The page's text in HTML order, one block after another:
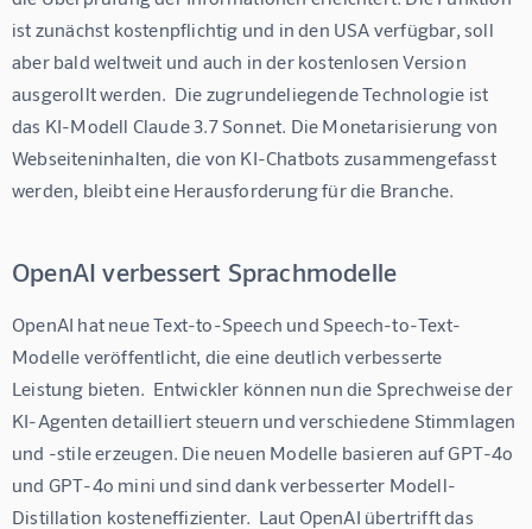
ist zunächst kostenpflichtig und in den USA verfügbar, soll
aber bald weltweit und auch in der kostenlosen Version
ausgerollt werden.  Die zugrundeliegende Technologie ist
das KI-Modell Claude 3.7 Sonnet. Die Monetarisierung von
Webseiteninhalten, die von KI-Chatbots zusammengefasst
werden, bleibt eine Herausforderung für die Branche.
OpenAI verbessert Sprachmodelle
OpenAI hat neue Text-to-Speech und Speech-to-Text-
Modelle veröffentlicht, die eine deutlich verbesserte
Leistung bieten.  Entwickler können nun die Sprechweise der
KI-Agenten detailliert steuern und verschiedene Stimmlagen
und -stile erzeugen. Die neuen Modelle basieren auf GPT-4o
und GPT-4o mini und sind dank verbesserter Modell-
Distillation kosteneffizienter.  Laut OpenAI übertrifft das